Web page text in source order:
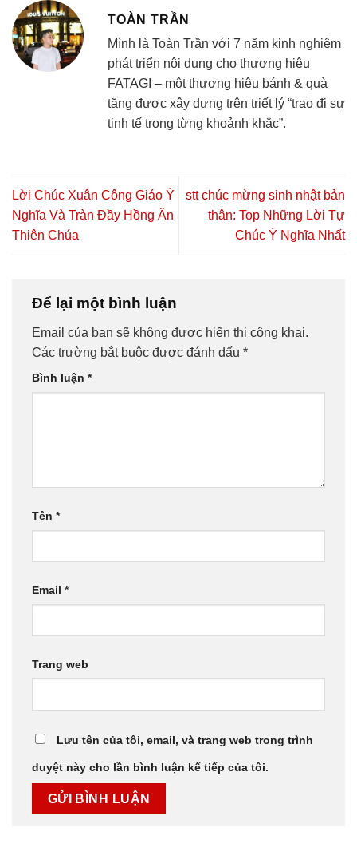
TOÀN TRẦN
Mình là Toàn Trần với 7 năm kinh nghiệm
phát triển nội dung cho thương hiệu
FATAGI – một thương hiệu bánh & quà
tặng được xây dựng trên triết lý “trao đi sự
tinh tế trong từng khoảnh khắc”.
Lời Chúc Xuân Công Giáo Ý
Nghĩa Và Tràn Đầy Hồng Ân
Thiên Chúa
stt chúc mừng sinh nhật bản
thân: Top Những Lời Tự
Chúc Ý Nghĩa Nhất
Để lại một bình luận
Email của bạn sẽ không được hiển thị công khai.
Các trường bắt buộc được đánh dấu *
Bình luận *
Tên *
Email *
Trang web
Lưu tên của tôi, email, và trang web trong trình
duyệt này cho lần bình luận kế tiếp của tôi.